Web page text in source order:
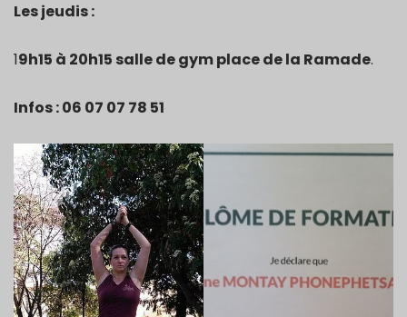
Les jeudis :
19h15 à 20h15 salle de gym place de la Ramade.
Infos : 06 07 07 78 51